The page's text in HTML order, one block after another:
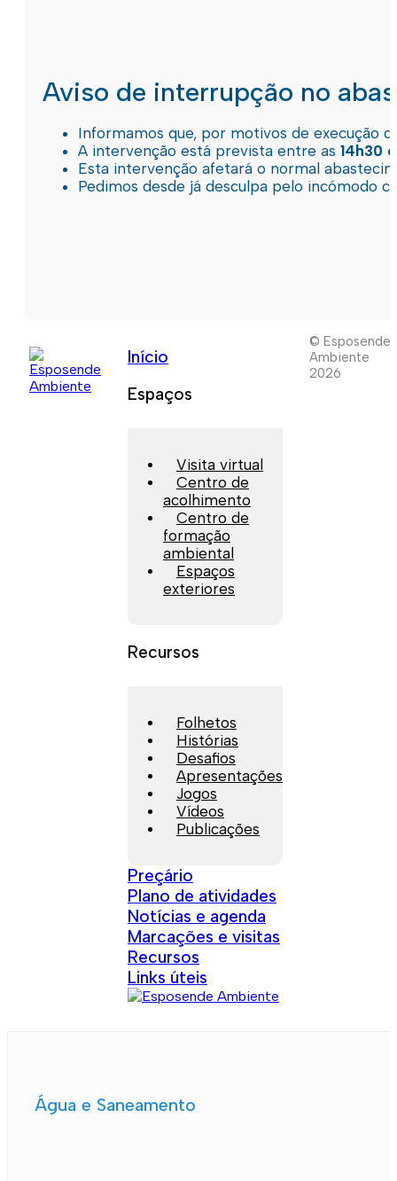
Aviso de interrupção no
Informamos que, por motivos de execução
A intervenção está prevista entre as 14h30
Esta intervenção afetará o normal
Pedimos desde já desculpa pelo incómodo
Início
Espaços
Visita virtual
Centro de
acolhimento
Centro de
formação
ambiental
Espaços
exteriores
Recursos
Folhetos
Histórias
Desafios
Apresentações
Jogos
Vídeos
Publicações
Preçário
Plano de atividades
Notícias e agenda
Marcações e visitas
Recursos
Links úteis
© Esposende
Ambiente
2026
Água e Saneamento